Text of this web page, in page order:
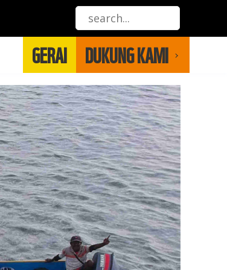
GERAI DUKUNG KAMI